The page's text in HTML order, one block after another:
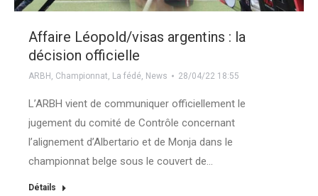
Affaire Léopold/visas argentins : la
décision officielle
ARBH , Championnat, La fédé, News 28/04/22 18:55
L’ARBH vient de communiquer officiellement le
jugement du comité de Contrôle concernant
l’alignement d’Albertario et de Monja dans le
championnat belge sous le couvert de…
Détails